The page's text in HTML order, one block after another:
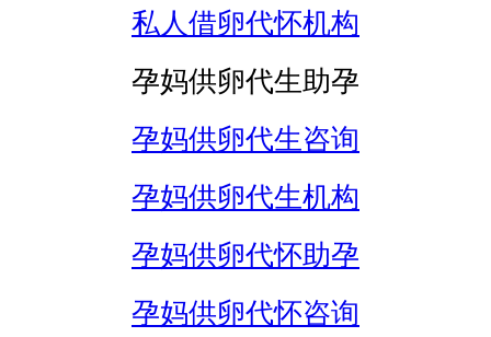
私人借卵代怀机构
孕妈供卵代生助孕
孕妈供卵代生咨询
孕妈供卵代生机构
孕妈供卵代怀助孕
孕妈供卵代怀咨询